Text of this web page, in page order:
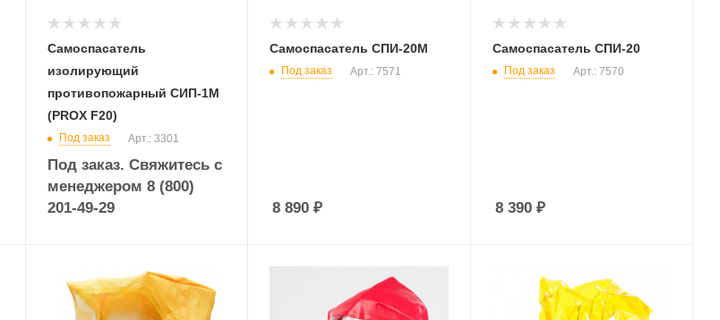
Самоспасатель
изолирующий
противопожарный СИП-1М
(PROX F20)
Под заказ Арт.: 3301
Под заказ. Свяжитесь с
менеджером 8 (800)
201-49-29
Самоспасатель СПИ-20М
Под заказ Арт.: 7571
8 890 ₽
Самоспасатель СПИ-20
Под заказ Арт.: 7570
8 390₽